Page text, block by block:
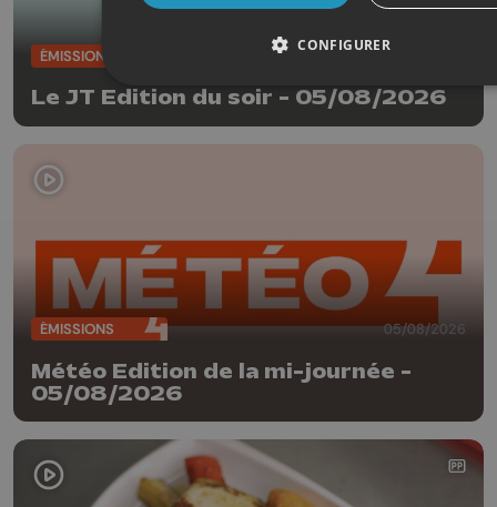
ÉMISSIONS 05/08/2026
Le JT Edition du soir - 05/08/2026
ÉMISSIONS 05/08/2026
Météo Edition de la mi-journée -
05/08/2026
CONFIGURER